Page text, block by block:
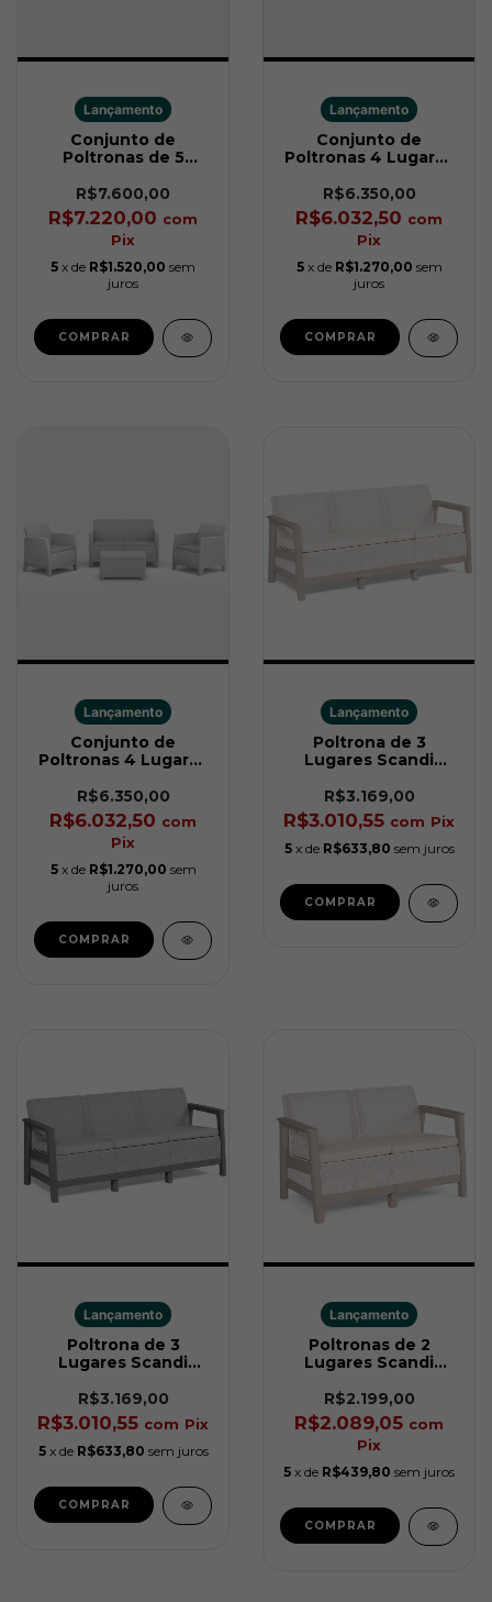
Lançamento
Conjunto de
Poltronas de 5
Forma Cinza Keter
R$7.600,00
R$7.220,00 com
Pix
5 x de R$1.520,00 sem
juros
Lançamento
Conjunto de
Poltronas 4 Lugares
Bege Keter
R$6.350,00
R$6.032,50 com
Pix
5 x de R$1.270,00 sem
juros
Lançamento
Conjunto de
Poltronas 4 Lugares
Keter
R$6.350,00
R$6.032,50 com
Pix
5 x de R$1.270,00 sem
juros
Lançamento
Poltrona de 3
Lugares Scandi
Keter
R$3.169,00
R$3.010,55 com Pix
5 x de R$633,80 sem juros
Lançamento
Poltrona de 3
Lugares Scandi
R$3.169,00
R$3.010,55 com Pix
5 x de R$633,80 sem juros
Lançamento
Poltronas de 2
Lugares Scandi
Keter
R$2.199,00
R$2.089,05 com
Pix
5 x de R$439,80 sem juros